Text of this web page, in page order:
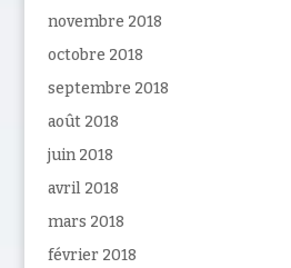
novembre 2018
octobre 2018
septembre 2018
août 2018
juin 2018
avril 2018
mars 2018
février 2018